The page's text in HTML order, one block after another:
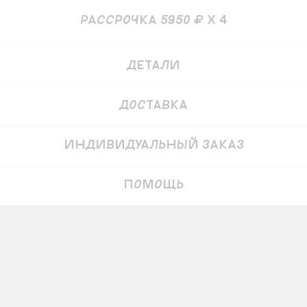
рассрочка 5950 ₽ x 4
Купить28 000 ₽23 800 ₽
Детали
Доставка
Индивидуальный заказ
Помощь